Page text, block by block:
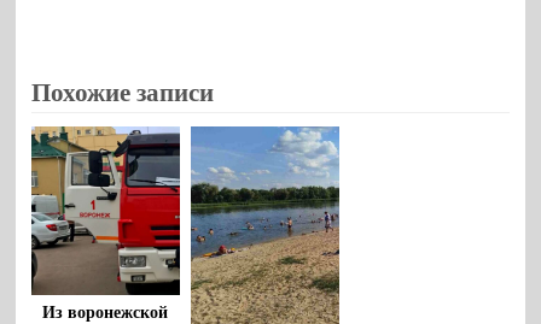
Похожие записи
Из воронежской